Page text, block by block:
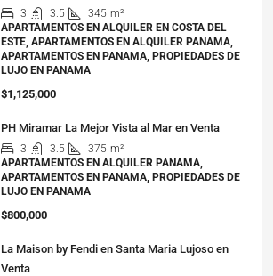
3 3.5 345 m²
APARTAMENTOS EN ALQUILER EN COSTA DEL
ESTE, APARTAMENTOS EN ALQUILER PANAMA,
APARTAMENTOS EN PANAMA, PROPIEDADES DE
LUJO EN PANAMA
$1,125,000
PH Miramar La Mejor Vista al Mar en Venta
3 3.5 375 m²
APARTAMENTOS EN ALQUILER PANAMA,
APARTAMENTOS EN PANAMA, PROPIEDADES DE
LUJO EN PANAMA
$800,000
La Maison by Fendi en Santa Maria Lujoso en
Venta